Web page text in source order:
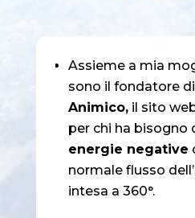
Assieme a mia
sono il fondatore di
Animico,il sito
per chi ha bisogno
energie negative
normale flusso dell’
intesa a 360°.